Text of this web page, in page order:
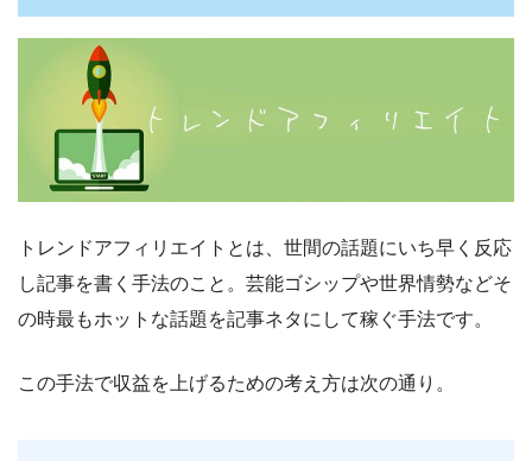
トレンドアフィリエイトとは、世間の話題にいち早く反応
し記事を書く手法のこと。芸能ゴシップや世界情勢などそ
の時最もホットな話題を記事ネタにして稼ぐ手法です。
この手法で収益を上げるための考え方は次の通り。